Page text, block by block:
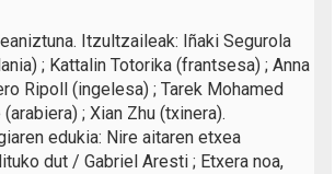
Itzultzaileak: Iñaki Segurola
; Kattalin Totorika (frantsesa) ; Anna
Ripoll (ingelesa) ; Tarek Mohamed
(arabiera) ; Xian Zhu (txinera).
edukia: Nire aitaren etxea
dut / Gabriel Aresti ; Etxera noa,